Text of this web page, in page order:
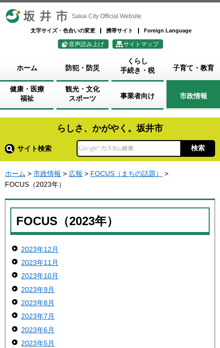
坂井市 Sakai City Official Website
文字サイズ・色合いの変更 携帯サイト Foreign Language
音声読み上げ サイトマップ
ホーム 防犯・防災
くらし
手続き・税
子育て・教育
健康・医療
福祉
観光・文化
スポーツ
事業者向け 市政情報
らしさ、かがやく。坂井市
サイト検索
ホーム > 市政情報 > 広報 > FOCUS（まちの話題）
>
FOCUS（2023年）
FOCUS（2023年）
2023年12月
2023年11月
2023年10月
2023年9月
2023年8月
2023年7月
2023年6月
2023年5月